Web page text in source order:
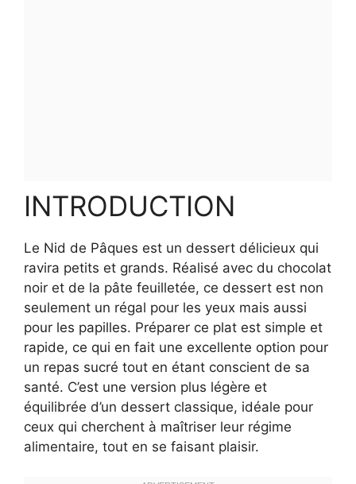
INTRODUCTION
Le Nid de Pâques est un dessert délicieux qui
ravira petits et grands. Réalisé avec du chocolat
noir et de la pâte feuilletée, ce dessert est non
seulement un régal pour les yeux mais aussi
pour les papilles. Préparer ce plat est simple et
rapide, ce qui en fait une excellente option pour
un repas sucré tout en étant conscient de sa
santé. C’est une version plus légère et
équilibrée d’un dessert classique, idéale pour
ceux qui cherchent à maîtriser leur régime
alimentaire, tout en se faisant plaisir.